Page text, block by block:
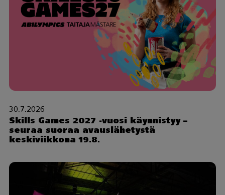
30.7.2026
Skills Games 2027 -vuosi käynnistyy –
seuraa suoraa avauslähetystä
keskiviikkona 19.8.